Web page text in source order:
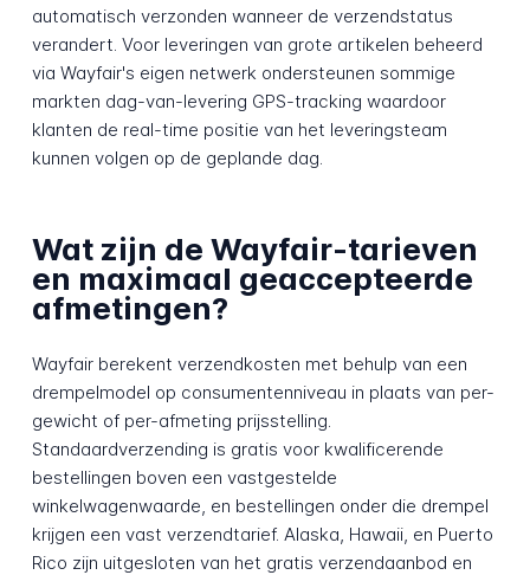
automatisch verzonden wanneer de verzendstatus
verandert. Voor leveringen van grote artikelen beheerd
via Wayfair's eigen netwerk ondersteunen sommige
markten dag-van-levering GPS-tracking waardoor
klanten de real-time positie van het leveringsteam
kunnen volgen op de geplande dag.
Wat zijn de Wayfair-tarieven
en maximaal geaccepteerde
afmetingen?
Wayfair berekent verzendkosten met behulp van een
drempelmodel op consumentenniveau in plaats van per-
gewicht of per-afmeting prijsstelling.
Standaardverzending is gratis voor kwalificerende
bestellingen boven een vastgestelde
winkelwagenwaarde, en bestellingen onder die drempel
krijgen een vast verzendtarief. Alaska, Hawaii, en Puerto
Rico zijn uitgesloten van het gratis verzendaanbod en